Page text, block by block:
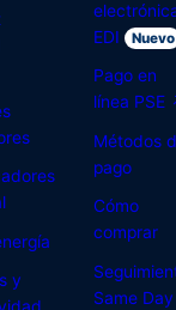
y
EDI
Nuevo
Pago en
línea PSE
Métodos
pago
Cómo
comprar
Same Day